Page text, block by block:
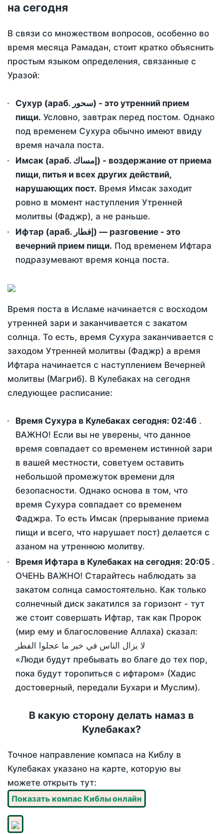
на сегодня
В связи со множеством вопросов, особенно во
время месяца Рамадан, стоит кратко объяснить
простым языком определения, связанные с
Уразой:
Сухур (араб. سحور) - это утренний прием
пищи. Условно, завтрак перед постом. Однако
под временем Сухура обычно имеют ввиду
время начала поста.
Имсак (араб. إمساك) - воздержание от приема
пищи, питья и всех других действий,
нарушающих пост. Время Имсак заходит
ровно в момент наступления Утренней
молитвы (Фаджр), а не раньше.
Ифтар (араб. إفطار) — разговение - это
вечерний прием пищи. Под временем Ифтара
подразумевают время конца поста.
Время поста в Исламе начинается с восходом
утренней зари и заканчивается с закатом
солнца. То есть, время Сухура заканчивается с
заходом Утренней молитвы (Фаджр) а время
Ифтара начинается с наступлением Вечерней
молитвы (Магриб). В Кулебаках на сегодня
следующее расписание:
Время Сухура в Кулебаках сегодня: 02:46 .
ВАЖНО! Если вы не уверены, что данное
время совпадает со временем истинной зари
в вашей местности, советуем оставить
небольшой промежуток времени для
безопасности. Однако основа в том, что
время Сухура совпадает со временем
Фаджра. То есть Имсак (прерывание приема
пищи и всего, что нарушает пост) делается с
азаном на утреннюю молитву.
Время Ифтара в Кулебаках на сегодня: 20:05 .
ОЧЕНЬ ВАЖНО! Старайтесь наблюдать за
закатом солнца самостоятельно. Как только
солнечный диск закатился за горизонт - тут
же стоит совершать Ифтар, так как Пророк
(мир ему и благословение Аллаха) сказал:
لا يزال الناس في خير ما عجلوا الفطر
«Люди будут пребывать во благе до тех пор,
пока будут торопиться с ифтаром» (Хадис
достоверный, передали Бухари и Муслим).
В какую сторону делать намаз в
Кулебаках?
Точное направление компаса на Киблу в
Кулебаках указано на карте, которую вы
можете открыть тут:
Показать компас Киблы онлайн